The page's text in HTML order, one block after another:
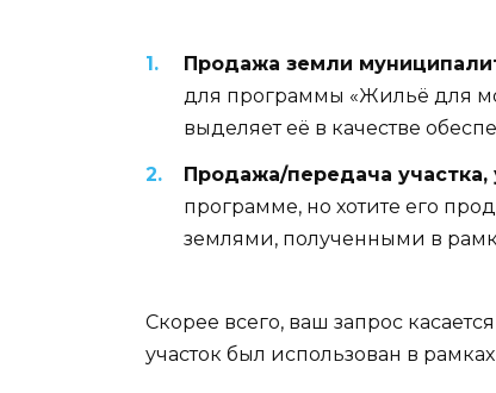
Продажа земли
для программы «Жильё для
выделяет её в качестве
Продажа/передача
программе, но хотите его
землями, полученными в
Скорее всего, ваш запрос
участок был использован в